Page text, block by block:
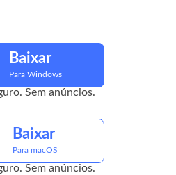
Baixar
Para Windows
Sem anúncios.
Baixar
Para macOS
Sem anúncios.